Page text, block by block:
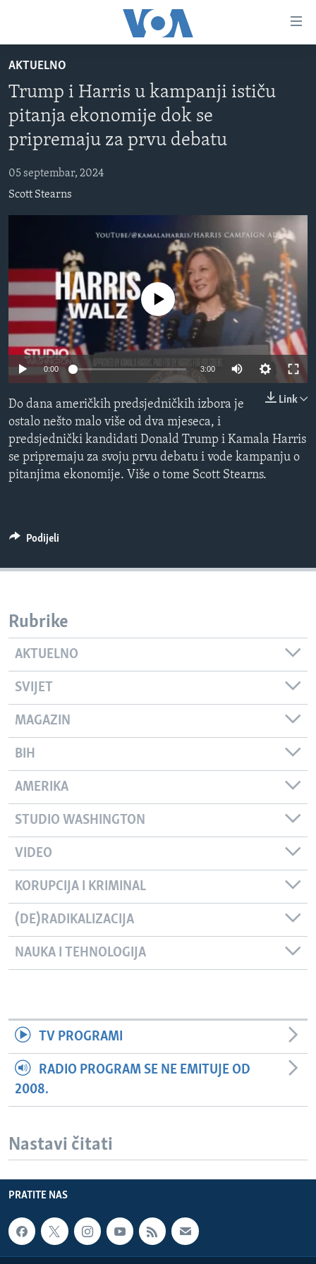
glavni
sadržaj
na
glavnu
Idi
na
VIDEO
FOTOGRAFIJE DANA
VIJESTI
SJEDINJENE AMERIČKE DRŽAVE
NAUKA I TEHNOLOGIJA
SPECIJALNI PROJEKTI
SLOBODA MEDIJA
ŽENSKA STRANA
IZBJEGLIČKA STRANA
MAGAZIN
O GLASU AMERIKE
AKTUELNO
Trump i Harris u kampanji ističu
pitanja ekonomije dok se
pripremaju za prvu debatu
05 septembar, 2024
Scott Stearns
No media source currently available
0:00 3:00
Link
Do dana američkih predsjedničkih izbora je
ostalo nešto malo više od dva mjeseca, i
predsjednički kandidati Donald Trump i Kamala Harris
se pripremaju za svoju prvu debatu i vode kampanju o
pitanjima ekonomije. Više o tome Scott Stearns.
Podijeli
Rubrike
AKTUELNO
SVIJET
MAGAZIN
BIH
AMERIKA
STUDIO WASHINGTON
VIDEO
KORUPCIJA I KRIMINAL
(DE)RADIKALIZACIJA
NAUKA I TEHNOLOGIJA
TV PROGRAMI
RADIO PROGRAM SE NE EMITUJE OD
2008.
Nastavi čitati
PRATITE NAS